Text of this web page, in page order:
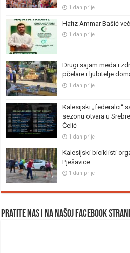
1 dan prije
Hafiz Ammar Bašić
1 dan prije
Drugi sajam meda i
pčelare i ljubitelje
1 dan prije
Kalesijski „federalci“
sezonu otvara u
Čelić
1 dan prije
Kalesijski biciklisti
Pješavice
1 dan prije
Pratite nas i na našoj facebook